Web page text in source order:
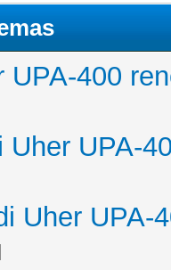
UPA-400
UPA-
Uher UPA-